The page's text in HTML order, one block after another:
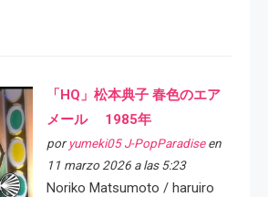
「HQ」松本典子 春色のエア
メール 1985年
por yumeki05 J-PopParadiseen
11 marzo 2026 a las 5:23
Noriko Matsumoto / haruiro